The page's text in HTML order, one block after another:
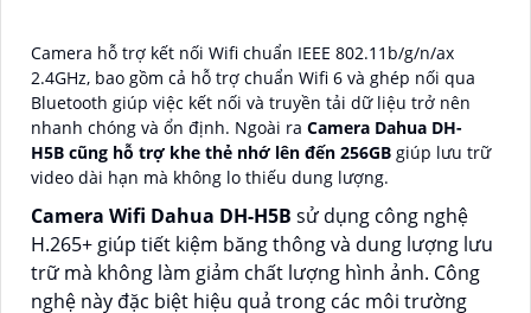
Camera hỗ trợ kết nối Wifi chuẩn IEEE 802.11b/g/n/ax
2.4GHz, bao gồm cả hỗ trợ chuẩn Wifi 6 và ghép nối qua
Bluetooth giúp việc kết nối và truyền tải dữ liệu trở nên
nhanh chóng và ổn định. Ngoài ra Camera Dahua DH-
H5B cũng hỗ trợ khe thẻ nhớ lên đến 256GB giúp lưu trữ
video dài hạn mà không lo thiếu dung lượng.
Camera Wifi Dahua DH-H5B sử dụng công nghệ
H.265+ giúp tiết kiệm băng thông và dung lượng lưu
trữ mà không làm giảm chất lượng hình ảnh. Công
nghệ này đặc biệt hiệu quả trong các môi trường